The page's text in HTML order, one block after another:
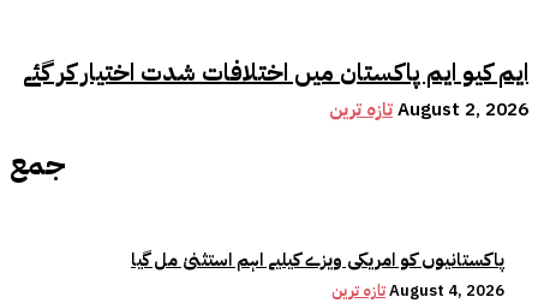
ایم کیو ایم پاکستان میں اختلافات شدت اختیار کر گئے
تازہ ترینAugust 2, 2026
جمع
پاکستانیوں کو امریکی ویزے کیلیے اہم استثنیٰ مل گیا
تازہ ترینAugust 4, 2026